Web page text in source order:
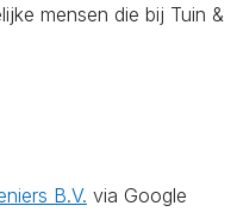
mensen die bij Tuin &
B.V. via Google